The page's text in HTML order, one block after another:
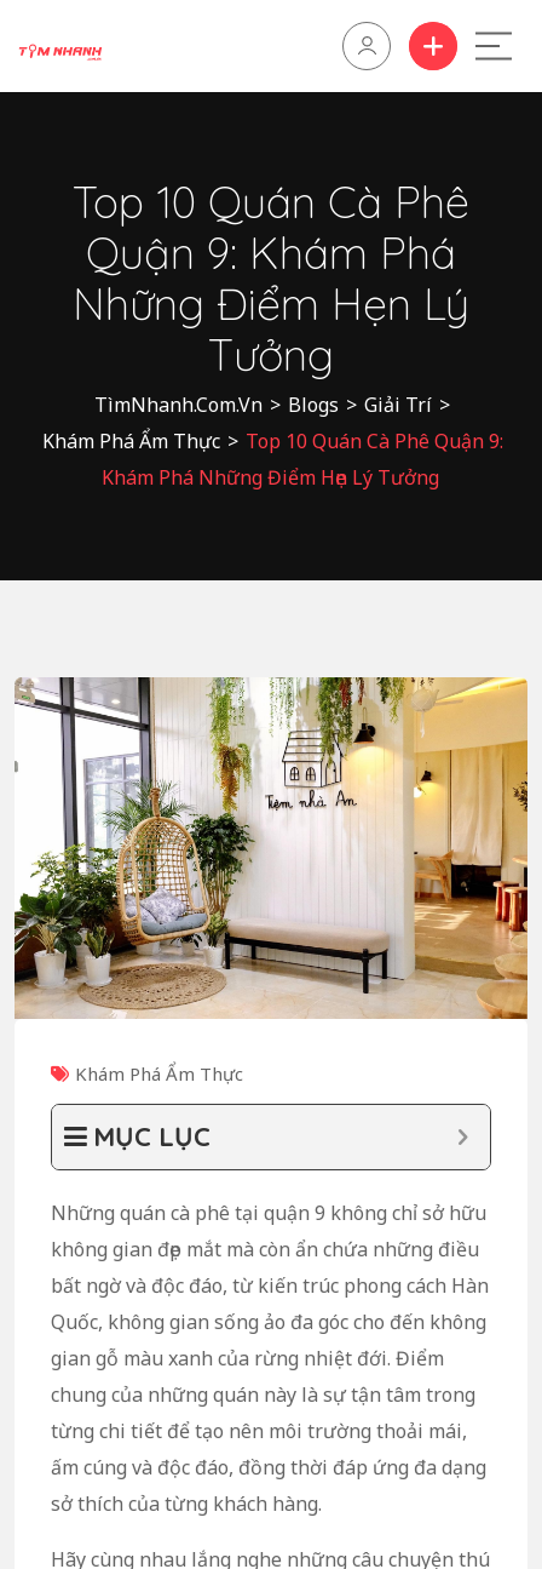
Top 10 Quán Cà Phê
Quận 9: Khám Phá
Những Điểm Hẹn Lý
Tưởng
TìmNhanh.Com.Vn > Blogs > Giải Trí >
Khám Phá Ẩm Thực > Top 10 Quán Cà Phê Quận 9:
Khám Phá Những Điểm Hẹn Lý Tưởng
Khám Phá Ẩm Thực
MỤC LỤC
Những quán cà phê tại quận 9 không chỉ sở hữu
không gian đẹp mắt mà còn ẩn chứa những điều
bất ngờ và độc đáo, từ kiến trúc phong cách Hàn
Quốc, không gian sống ảo đa góc cho đến không
gian gỗ màu xanh của rừng nhiệt đới. Điểm
chung của những quán này là sự tận tâm trong
từng chi tiết để tạo nên môi trường thoải mái,
ấm cúng và độc đáo, đồng thời đáp ứng đa dạng
sở thích của từng khách hàng.
Hãy cùng nhau lắng nghe những câu chuyện thú